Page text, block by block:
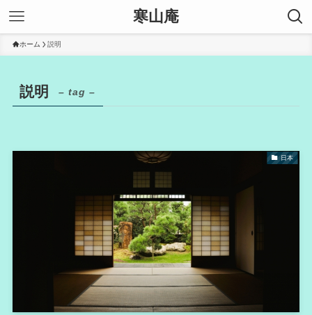
寒山庵
ホーム 説明
説明 – tag –
日本